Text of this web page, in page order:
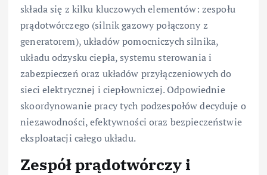
składa się z kilku kluczowych elementów: zespołu
prądotwórczego (silnik gazowy połączony z
generatorem), układów pomocniczych silnika,
układu odzysku ciepła, systemu sterowania i
zabezpieczeń oraz układów przyłączeniowych do
sieci elektrycznej i ciepłowniczej. Odpowiednie
skoordynowanie pracy tych podzespołów decyduje o
niezawodności, efektywności oraz bezpieczeństwie
eksploatacji całego układu.
Zespół prądotwórczy i